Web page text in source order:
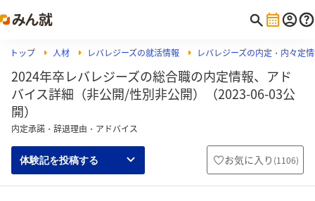
トップ 人材 レバレジーズの就活情報 レバレジーズの内定・内々定
2024年卒レバレジーズの総合職の内定情報、アド
バイス詳細（非公開/性別非公開）（2023-06-03公
開）
内定承諾・辞退理由・アドバイス
体験記を投稿する お気に入り (1106)